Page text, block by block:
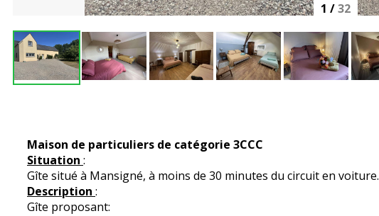
1 /32
Maison de particuliers de catégorie 3CCC
Situation :
Gîte situé à Mansigné, à moins de 30 minutes du circuit en voiture.
Description :
Gîte proposant: